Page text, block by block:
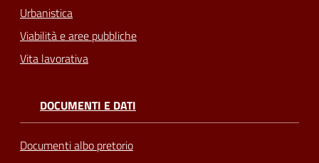
Urbanistica
Viabilità e aree pubbliche
Vita lavorativa
DOCUMENTI E DATI
Documenti albo pretorio